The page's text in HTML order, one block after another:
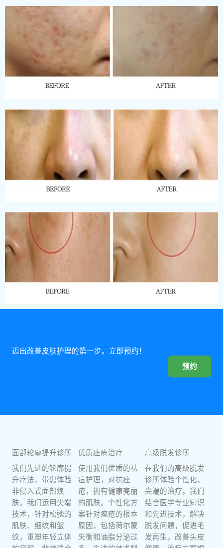
迈出改善皮肤护理的第一步。立即预约！
预约
面部轮廓提升诊所
我们先进的轮廓提
升疗法，带您体验
非侵入式面部焕
肤。我们运用尖端
技术，针对松弛的
肌肤、细纹和皱
纹，重塑年轻立体
优质痤疮治疗
使用我们优质的祛
痘护理，对抗痤
疮，拥有健康亮丽
的肌肤。个性化方
案针对痤疮的根本
原因，包括荷尔蒙
失衡和油脂分泌过
高级脱发诊所
在我们的高级脱发
诊所体验个性化、
尖端的治疗。我们
结合医学专业知识
和先进技术，解决
脱发问题，促进毛
发再生，改善头皮